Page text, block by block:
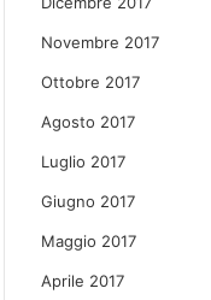
Novembre 2017
Ottobre 2017
Agosto 2017
Luglio 2017
Giugno 2017
Maggio 2017
Aprile 2017